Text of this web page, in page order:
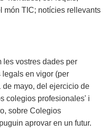
món TIC; notícies rellevants
les vostres dades per
en vigor (per
de mayo, del ejercicio de
colegios profesionales' i
sobre Colegios
aprovar en un futur.